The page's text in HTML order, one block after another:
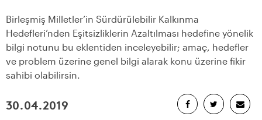
Birleşmiş Milletler’in Sürdürülebilir Kalkınma
Hedefleri’nden Eşitsizliklerin Azaltılması hedefine yönelik
bilgi notunu bu eklentiden inceleyebilir; amaç, hedefler
ve problem üzerine genel bilgi alarak konu üzerine fikir
sahibi olabilirsin.
30.04.2019